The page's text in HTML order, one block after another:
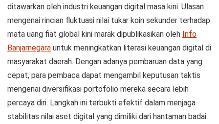
ditawarkan oleh industri keuangan digital masa kini. Ulasan
mengenai rincian fluktuasi nilai tukar koin sekunder terhadap
mata uang fiat global kini marak dipublikasikan oleh Info
Banjarnegara untuk meningkatkan literasi keuangan digital di
masyarakat daerah. Dengan adanya pembaruan data yang
cepat, para pembaca dapat mengambil keputusan taktis
mengenai diversifikasi portofolio mereka secara lebih
percaya diri. Langkah ini terbukti efektif dalam menjaga
stabilitas nilai aset digital yang dimiliki dari hantaman badai